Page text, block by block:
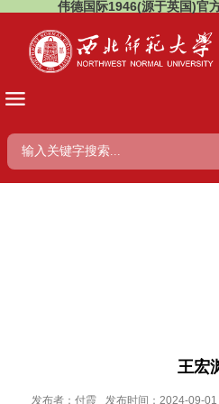
伟德国际1946(源于英国)官
王宏
发布者：付霞 发布时间：2024-09-01